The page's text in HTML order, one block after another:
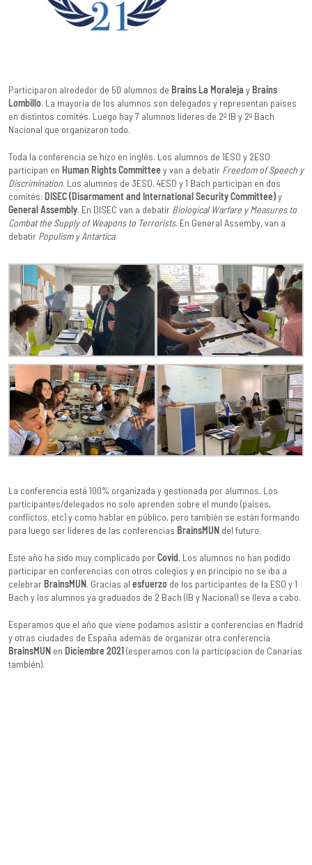
Participaron alrededor de 50 alumnos de Brains La Moraleja y Brains
Lombillo. La mayoría de los alumnos son delegados y representan países
en distintos comités. Luego hay 7 alumnos líderes de 2º IB y 2º Bach
Nacional que organizaron todo.
Toda la conferencia se hizo en inglés. Los alumnos de 1ESO y 2ESO
participan en Human Rights Committeey van a debatir Freedom of Speech y
Discrimination. Los alumnos de 3ESO, 4ESO y 1 Bach participan en dos
comités: DISEC (Disarmament and International Security Committee)y
General Assembly. En DISEC van a debatir Biological Warfare y Measures to
Combat the Supply of Weapons to Terrorists. En General Assemby, van a
debatir Populism y Antartica.
La conferencia está 100% organizada y gestionada por alumnos. Los
participantes/delegados no solo aprenden sobre el mundo (países,
conflictos, etc) y como hablar en público, pero también se están formando
para luego ser líderes de las conferencias BrainsMUN del futuro.
Este año ha sido muy complicado porCovid. Los alumnos no han podido
participar en conferencias con otros colegios y en principio no se iba a
celebrar BrainsMUN. Gracias al esfuerzo de los participantes de la ESO y 1
Bach y los alumnos ya graduados de 2 Bach (IB y Nacional) se lleva a cabo.
Esperamos que el año que viene podamos asistir a conferencias en Madrid
y otras ciudades de España además de organizar otra conferencia
BrainsMUN en Diciembre 2021(esperamos con la participación de Canarias
también).